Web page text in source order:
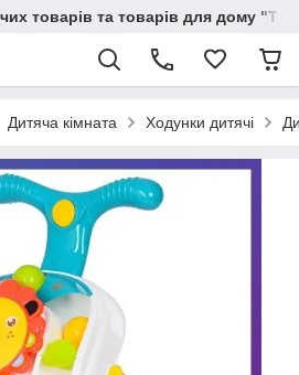
товарів та товарів для дому
Дитяча кімната Ходунки дитячі